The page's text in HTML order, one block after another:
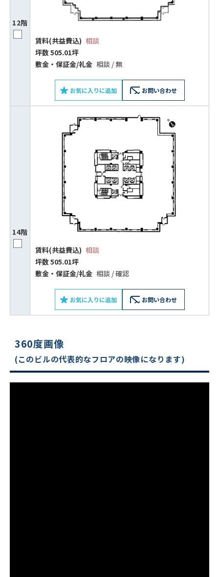
12階
賃料(共益費込) 相談
坪数 505.01坪
敷⾦‧保証⾦/礼⾦ 相談 / 無
お気に入りに追加 お問い合わせ
14階
賃料(共益費込) 相談
坪数 505.01坪
敷⾦‧保証⾦/礼⾦ 相談 / 確認
お気に入りに追加 お問い合わせ
ビルコード：
をお伝えいただくと
スムーズにご案内できます
0120-620-213
電話でお問い合わせ
フォームでお問い合わせ
360度画像
(このビルの代表的なフロアの映像になります)